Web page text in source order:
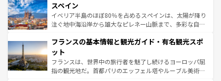
ろん、トスカーナの美しい田園風景やアマルフィ海岸の絶
景など、自然景観も見逃せない。観光の合間には、本場の
ピザやパスタなど、絶品のイタリア料理を堪能することも
ませてくれるイタリアで、忘れられない旅をしてみよう！
なお、新着のイタリア情報は
しい。
スペイン
イベリア半島のほぼ80％を占めるスペインは、太陽が降り
注ぐ地中海沿岸から雄大なピレネー山脈まで、多彩な自然
文化が根付くこの国では、情熱的なフラメンコ、熱気あふ
れる闘牛、そして美味しいタパスが生活の一部となってい
る。首都マドリードの洗練された雰囲気や、バルセロナの
アートに溢れた街角から、地方では古代ローマ遺跡や中世
フランスの基本情報と観光ガイド・有名観光スポ
ット
フランスは、世界中の旅行者を魅了し続けるヨーロッパ屈
指の観光地だ。首都パリのエッフェル塔やルーブル美術館